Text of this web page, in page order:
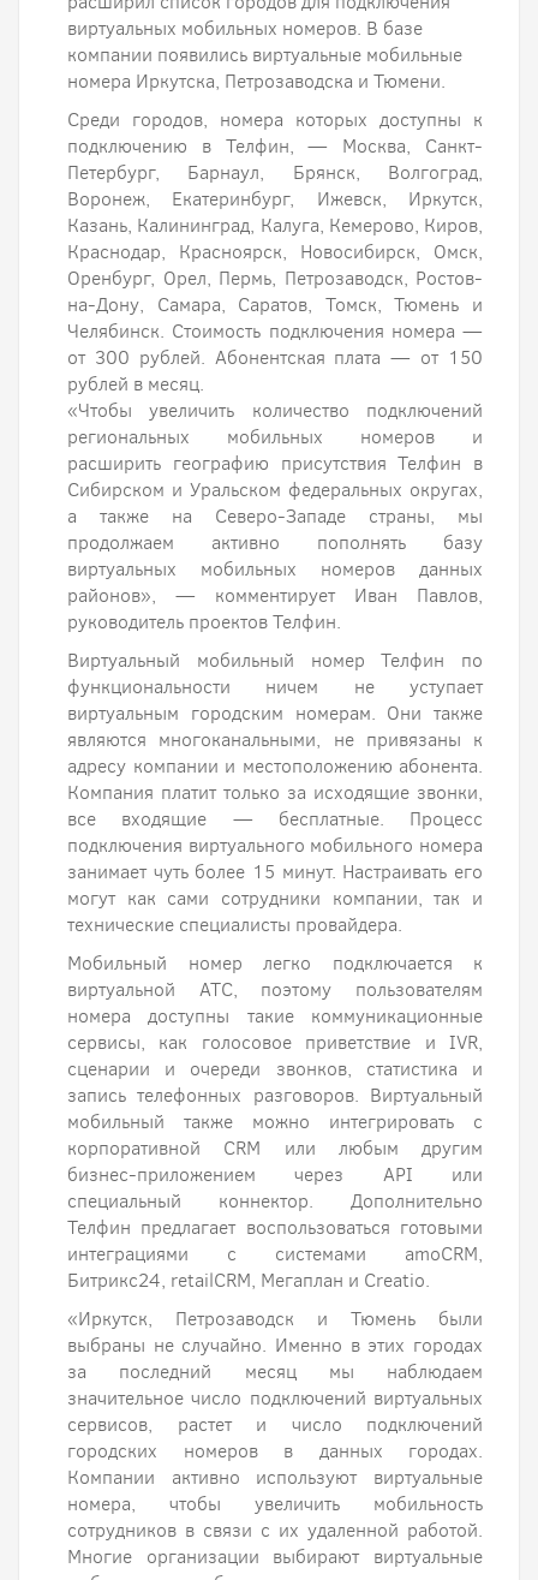
виртуальных мобильных номеров. В базе
компании появились виртуальные мобильные
номера Иркутска, Петрозаводска и Тюмени.
Среди городов, номера которых доступны к
подключению в Телфин, — Москва, Санкт-
Петербург, Барнаул, Брянск, Волгоград,
Воронеж, Екатеринбург, Ижевск, Иркутск,
Казань, Калининград, Калуга, Кемерово, Киров,
Краснодар, Красноярск, Новосибирск, Омск,
Оренбург, Орел, Пермь, Петрозаводск, Ростов-
на-Дону, Самара, Саратов, Томск, Тюмень и
Челябинск. Стоимость подключения номера —
от 300 рублей. Абонентская плата — от 150
рублей в месяц.
«Чтобы увеличить количество подключений
региональных мобильных номеров и
расширить географию присутствия Телфин в
Сибирском и Уральском федеральных округах,
а также на Северо-Западе страны, мы
продолжаем активно пополнять базу
виртуальных мобильных номеров данных
районов», — комментирует Иван Павлов,
руководитель проектов Телфин.
Виртуальный мобильный номер Телфин по
функциональности ничем не уступает
виртуальным городским номерам. Они также
являются многоканальными, не привязаны к
адресу компании и местоположению абонента.
Компания платит только за исходящие звонки,
все входящие — бесплатные. Процесс
подключения виртуального мобильного номера
занимает чуть более 15 минут. Настраивать его
могут как сами сотрудники компании, так и
технические специалисты провайдера.
Мобильный номер легко подключается к
виртуальной АТС, поэтому пользователям
номера доступны такие коммуникационные
сервисы, как голосовое приветствие и IVR,
сценарии и очереди звонков, статистика и
запись телефонных разговоров. Виртуальный
мобильный также можно интегрировать с
корпоративной CRM или любым другим
бизнес-приложением через API или
специальный коннектор. Дополнительно
Телфин предлагает воспользоваться готовыми
интеграциями с системами amoCRM,
Битрикс24, retailCRM, Мегаплан и Creatio.
«Иркутск, Петрозаводск и Тюмень были
выбраны не случайно. Именно в этих городах
за последний месяц мы наблюдаем
значительное число подключений виртуальных
сервисов, растет и число подключений
городских номеров в данных городах.
Компании активно используют виртуальные
номера, чтобы увеличить мобильность
сотрудников в связи с их удаленной работой.
Многие организации выбирают виртуальные